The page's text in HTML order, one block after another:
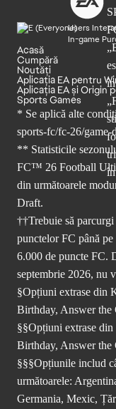
Users
In-game
Acasă
Cumpără
Noutăți
Aplicația EA pentru
Aplicația EA și Origin
Sports Games
* Se aplică alte
sports-fc/fc-26/game-
** Statisticile
FC™ 26 Football
din următoarele
Draft.
††Trebuie să
punctelor FC până
6.000 de puncte FC.
septembrie 2026, nu
§Opțiuni extrase din
Birthday, Answer the
§§Opțiuni extrase
Birthday, Answer the
§§§Opțiunile includ
următoarele:
Germania, Mexic,